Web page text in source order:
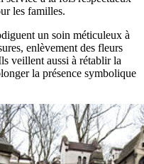
les familles.
un soin méticuleux à
enlèvement des fleurs
veillent aussi à rétablir la
la présence symbolique